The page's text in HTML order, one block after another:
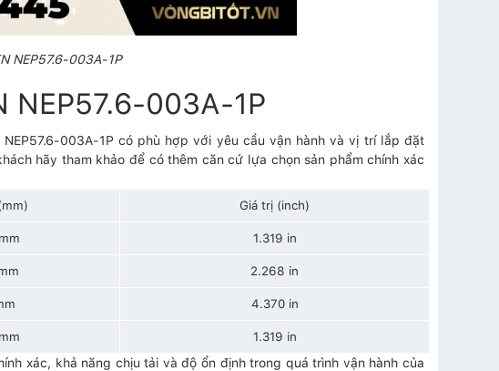
NEP57.6-003A-1P
NEP57.6-003A-1P
003A-1P có phù hợp với yêu cầu vận hành và vị trí lắp đặt
hãy tham khảo để có thêm căn cứ lựa chọn sản phẩm chính xác
Giá trị (inch)
1.319 in
2.268 in
4.370 in
1.319 in
xác, khả năng chịu tải và độ ổn định trong quá trình vận hành của